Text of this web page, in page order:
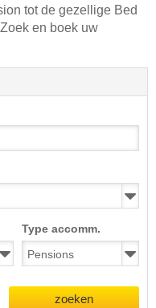
tot de gezellige Bed
en boek uw
Type accomm.
zoeken